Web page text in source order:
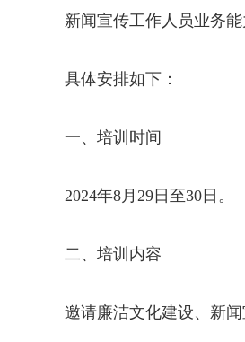
新闻宣传工作人员业务
具体安排如下：
一、培训时间
2024年8月29日至30日。
二、培训内容
邀请廉洁文化建设、新